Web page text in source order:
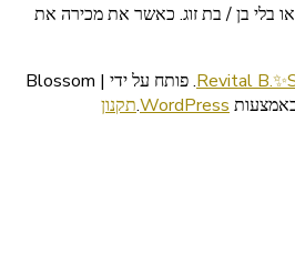
כמה
מין
בלי בן / בת זוג. כאשר את מכירה את
Revital
.
פותח על ידי | Blossom
WordPress
.תקנון